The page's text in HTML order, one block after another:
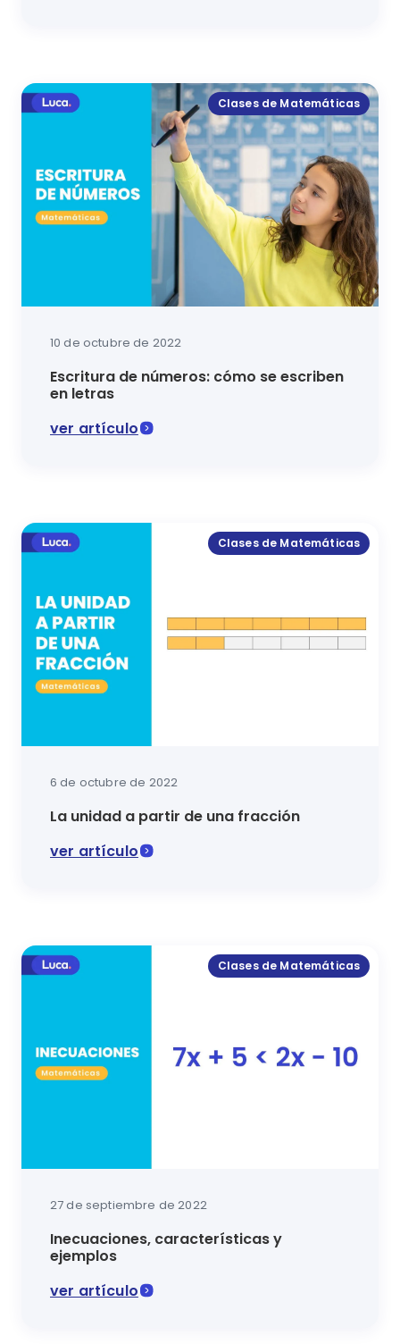
Clases de Matemáticas
10 de octubre de 2022
Escritura de números: cómo se escriben
en letras
ver artículo
Clases de Matemáticas
6 de octubre de 2022
La unidad a partir de una fracción
ver artículo
Clases de Matemáticas
27 de septiembre de 2022
Inecuaciones, características y
ejemplos
ver artículo